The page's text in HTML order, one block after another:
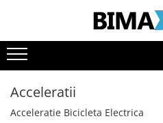
Toate Produsele
Triciclete Electrice
⬇ TIPURI
➔ Cu 1 Loc
Acceleratii
Acceleratie Bicicleta Electrica